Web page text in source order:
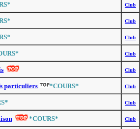
Club
Club
Club
Club
Club
particuliers *COURS* Club
Club
*COURS* Club